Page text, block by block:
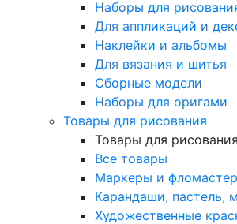
Наборы для
Для аппликаций и
Наклейки и альбомы
Для вязания и шитья
Сборные модели
Наборы для оригами
Товары для рисования
Товары для рисования
Все товары
Маркеры и
Карандаши, пастель,
Художественные